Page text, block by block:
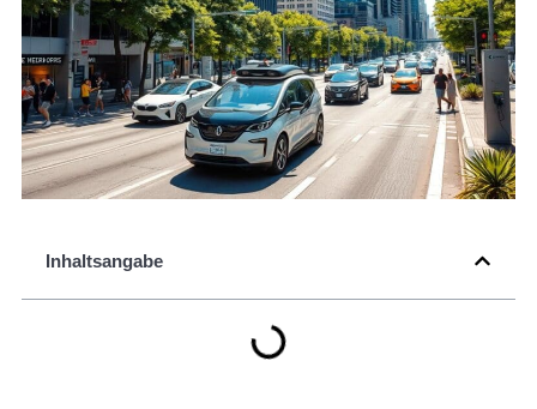
Inhaltsangabe